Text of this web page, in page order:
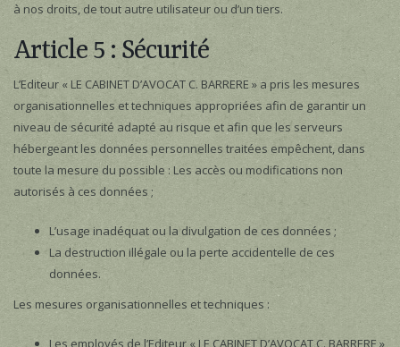
à nos droits, de tout autre utilisateur ou d’un tiers.
Article 5 : Sécurité
L’Editeur « LE CABINET D’AVOCAT C. BARRERE » a pris les mesures
organisationnelles et techniques appropriées afin de garantir un
niveau de sécurité adapté au risque et afin que les serveurs
hébergeant les données personnelles traitées empêchent, dans
toute la mesure du possible : Les accès ou modifications non
autorisés à ces données ;
L’usage inadéquat ou la divulgation de ces données ;
La destruction illégale ou la perte accidentelle de ces
données.
Les mesures organisationnelles et techniques :
Les employés de l’Editeur « LE CABINET D’AVOCAT C. BARRERE »